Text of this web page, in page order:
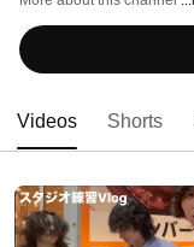
Videos Shorts